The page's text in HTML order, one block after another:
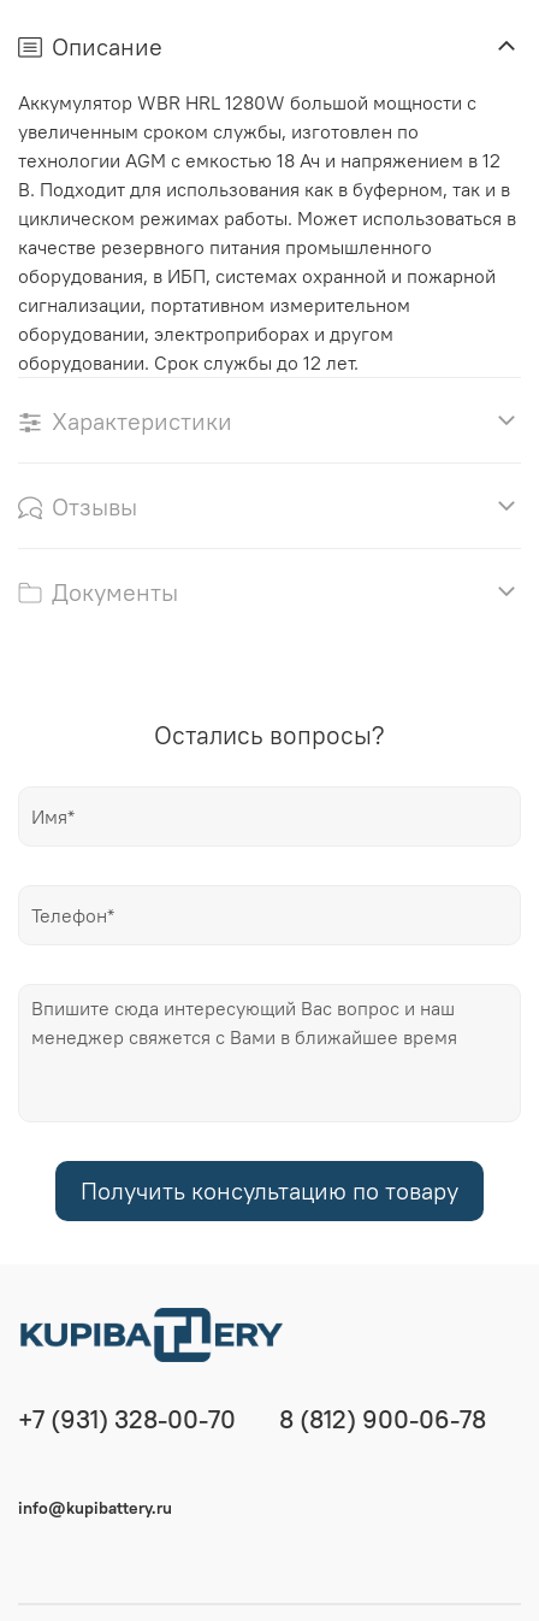
Описание
Аккумулятор WBR HRL 1280W большой мощности с
увеличенным сроком службы, изготовлен по
технологии AGM с емкостью 18 Ач и напряжением в 12
В. Подходит для использования как в буферном, так и в
циклическом режимах работы. Может использоваться в
качестве резервного питания промышленного
оборудования, в ИБП, системах охранной и пожарной
сигнализации, портативном измерительном
оборудовании, электроприборах и другом
оборудовании. Срок службы до 12 лет.
Характеристики
Отзывы
Документы
Остались вопросы?
Получить консультацию по товару
+7 (931) 328-00-70 8 (812) 900-06-78
info@kupibattery.ru